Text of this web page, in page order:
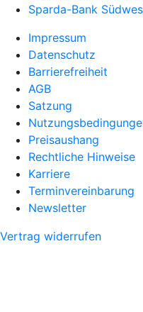
Sparda-Bank
Impressum
Datenschutz
Barrierefreiheit
AGB
Satzung
Preisaushang
Rechtliche Hinweise
Karriere
Terminvereinbarung
Newsletter
Vertrag widerrufen